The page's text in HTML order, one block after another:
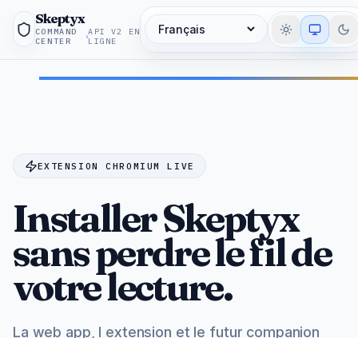
Skeptyx
COMMAND
CENTER
API V2 EN
LIGNE
Langue
EXTENSION CHROMIUM LIVE
Installer Skeptyx
sans perdre le fil de
votre lecture.
La web app, l extension et le futur companion